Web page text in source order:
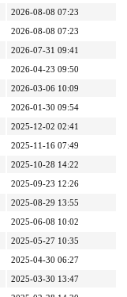
2026-08-08 07:23
2026-08-08 07:23
2026-07-31 09:41
2026-04-23 09:50
2026-03-06 10:09
2026-01-30 09:54
2025-12-02 02:41
2025-11-16 07:49
2025-10-28 14:22
2025-09-23 12:26
2025-08-29 13:55
2025-06-08 10:02
2025-05-27 10:35
2025-04-30 06:27
2025-03-30 13:47